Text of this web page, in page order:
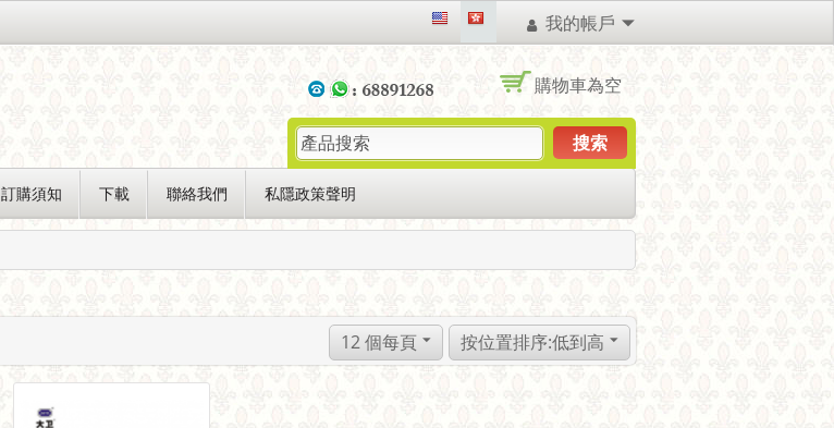
我的帳戶
購物車為空
搜索
訂購須知 下載 聯絡我們 私隱政策聲明
按位置排序:低到高
12 個每頁